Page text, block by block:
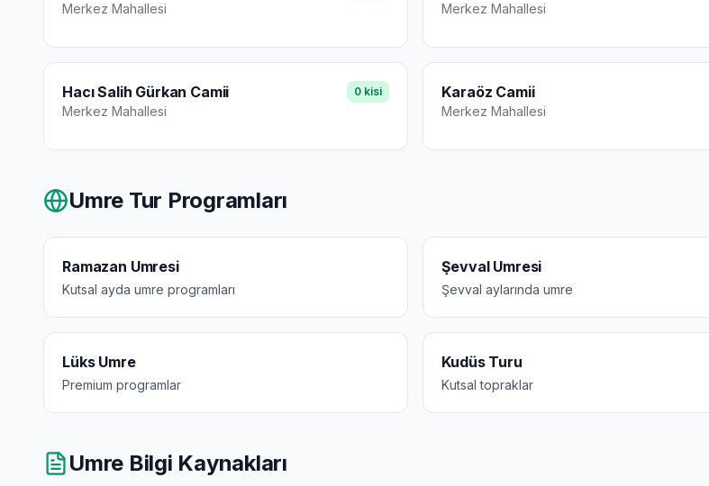
Merkez Mahallesi Merkez Mahallesi
Hacı Salih Gürkan Camii
Merkez Mahallesi
0 kisi Karaöz Camii
Merkez Mahallesi
Umre Tur Programları
Ramazan Umresi
Kutsal ayda umre programları
Şevval Umresi
Şevval aylarında umre
Lüks Umre
Premium programlar
Kudüs Turu
Kutsal topraklar
Umre Bilgi Kaynakları